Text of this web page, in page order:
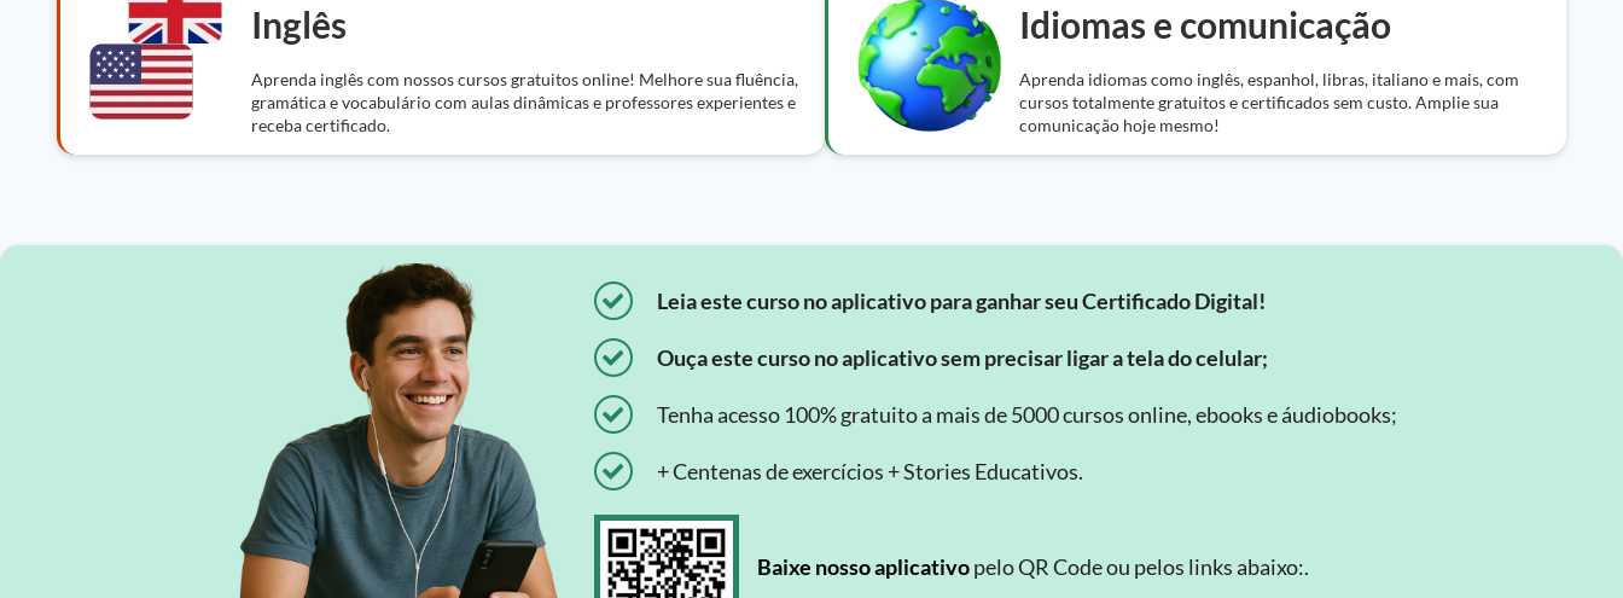
Inglês
Aprenda inglês com nossos cursos gratuitos online! Melhore sua fluência,
gramática e vocabulário com aulas dinâmicas e professores experientes e
receba certificado.
Idiomas e comunicação
Aprenda idiomas como inglês, espanhol, libras, italiano e mais, com
cursos totalmente gratuitos e certificados sem custo. Amplie sua
comunicação hoje mesmo!
Leia este curso no aplicativo para ganhar seu Certificado Digital!
Ouça este curso no aplicativo sem precisar ligar a tela do celular;
Tenha acesso 100% gratuito a mais de 5000 cursos online, ebooks e áudiobooks;
+ Centenas de exercícios + Stories Educativos.
Baixe nosso aplicativopelo QR Code ou pelos links abaixo:.